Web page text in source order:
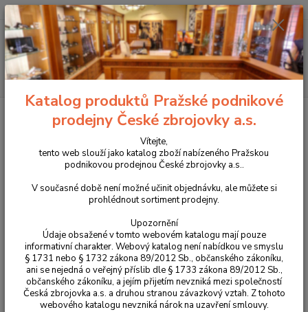
Menu
Hledat
+420 225 375 800
Pouzdra, kufry na zbraně a batohy
Řemeny na zbraně a nábojové
Řemeny na zbraně Řemen na zbraň CZUB kožený tmavě hnědý
Řemen na zbraň CZUB kožený
tmavě hnědý
Katalog produktů Pražské podnikové
prodejny České zbrojovky a.s.
Vítejte,
tento web slouží jako katalog zboží nabízeného Pražskou
podnikovou prodejnou České zbrojovky a.s..
V současné době není možné učinit objednávku, ale můžete si
prohlédnout sortiment prodejny.
Upozornění
Údaje obsažené v tomto webovém katalogu mají pouze
informativní charakter. Webový katalog není nabídkou ve smyslu
§ 1731 nebo § 1732 zákona 89/2012 Sb., občanského zákoníku,
ani se nejedná o veřejný příslib dle § 1733 zákona 89/2012 Sb.,
občanského zákoníku, a jejím přijetím nevzniká mezi společností
Česká zbrojovka a.s. a druhou stranou závazkový vztah. Z tohoto
webového katalogu nevzniká nárok na uzavření smlouvy.